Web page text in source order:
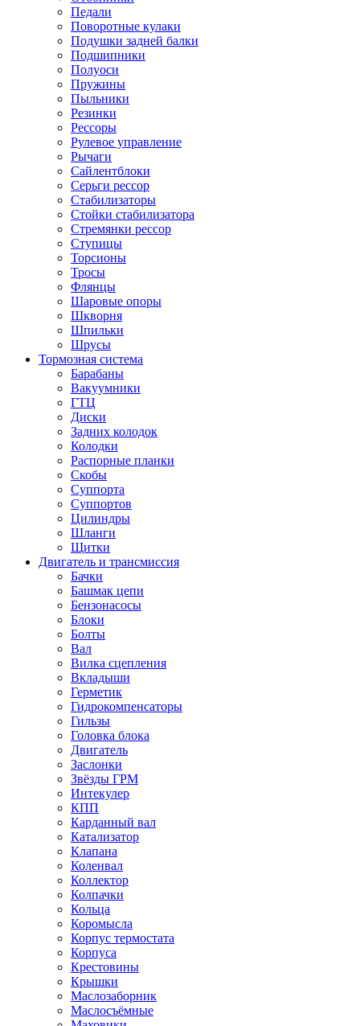
Педали
Поворотные кулаки
Подушки задней балки
Подшипники
Полуоси
Пружины
Пыльники
Резинки
Рессоры
Рулевое управление
Рычаги
Сайлентблоки
Серьги рессор
Стабилизаторы
Стойки стабилизатора
Стремянки рессор
Ступицы
Торсионы
Тросы
Флянцы
Шаровые опоры
Шкворня
Шпильки
Шрусы
Тормозная система
Барабаны
Вакуумники
ГТЦ
Диски
Задних колодок
Колодки
Распорные планки
Скобы
Суппорта
Суппортов
Цилиндры
Шланги
Щитки
Двигатель и трансмиссия
Бачки
Башмак цепи
Бензонасосы
Блоки
Болты
Вал
Вилка сцепления
Вкладыши
Герметик
Гидрокомпенсаторы
Гильзы
Головка блока
Двигатель
Заслонки
Звёзды ГРМ
Интекулер
КПП
Карданный вал
Катализатор
Клапана
Коленвал
Коллектор
Колпачки
Кольца
Коромысла
Корпус термостата
Корпуса
Крестовины
Крышки
Маслозаборник
Маслосъёмные